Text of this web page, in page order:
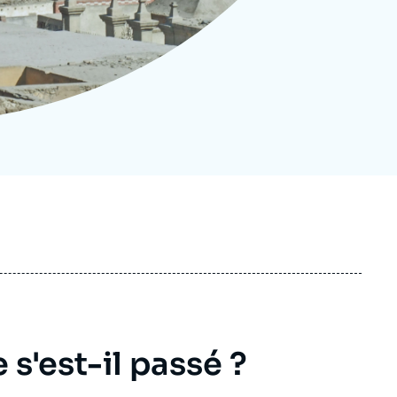
Documents de référence
- Défense
s'est-il passé ?